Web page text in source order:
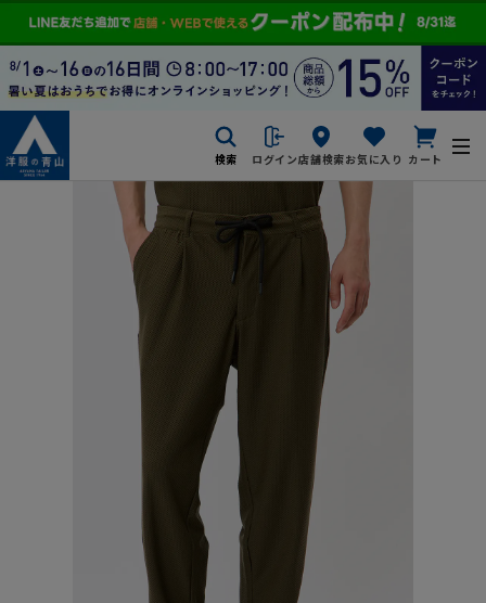
検索 ログイン店舗検索お気に入り カート